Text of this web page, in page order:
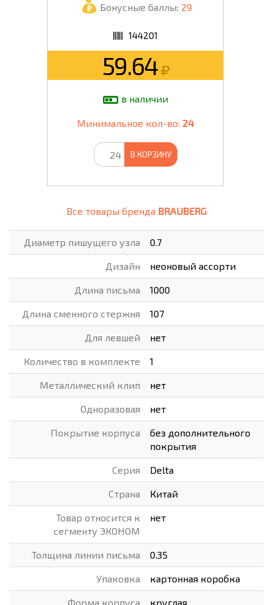
Бонусные баллы: 29
144201
59.64
в наличии
Минимальное кол-во: 24
В КОРЗИНУ
Все товары бренда BRAUBERG
Диаметр пишущего узла 0.7
Дизайн неоновый ассорти
Длина письма 1000
Длина сменного стержня 107
Для левшей нет
Количество в комплекте 1
Металлический клип нет
Одноразовая нет
Покрытие корпуса
без дополнительного
покрытия
Серия Delta
Страна Китай
Товар относится к
сегменту ЭКОНОМ
нет
Толщина линии письма 0.35
Упаковка картонная коробка
Форма корпуса круглая